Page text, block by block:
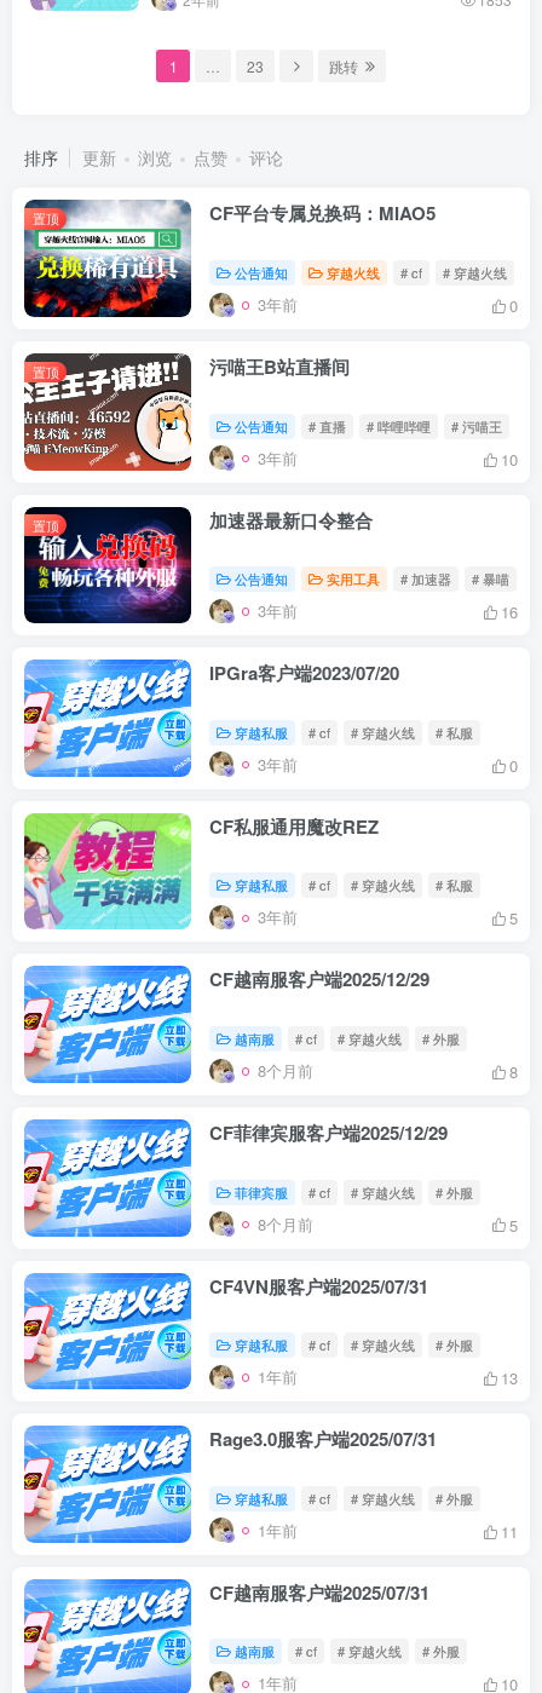
1 23 跳转
排序 更新 浏览 点赞 评论
置顶 CF平台专属兑换码：MIAO5
公告通知 穿越火线 # cf # 穿越火线
3年前 0
置顶 污喵王B站直播间
公告通知 # 直播 # 哔哩哔哩 # 污喵王
3年前 10
置顶 加速器最新口令整合
公告通知 实用工具 # 加速器 # 暴喵
3年前 16
IPGra客户端2023/07/20
穿越私服 # cf # 穿越火线 # 私服
3年前 0
CF私服通用魔改REZ
穿越私服 # cf # 穿越火线 # 私服
3年前 5
CF越南服客户端2025/12/29
越南服 # cf # 穿越火线 # 外服
8个月前 8
CF菲律宾服客户端2025/12/29
菲律宾服 # cf # 穿越火线 # 外服
8个月前 5
CF4VN服客户端2025/07/31
穿越私服 # cf # 穿越火线 # 外服
1年前 13
Rage3.0服客户端2025/07/31
穿越私服 # cf # 穿越火线 # 外服
1年前 11
CF越南服客户端2025/07/31
越南服 # cf # 穿越火线 # 外服
1年前 10